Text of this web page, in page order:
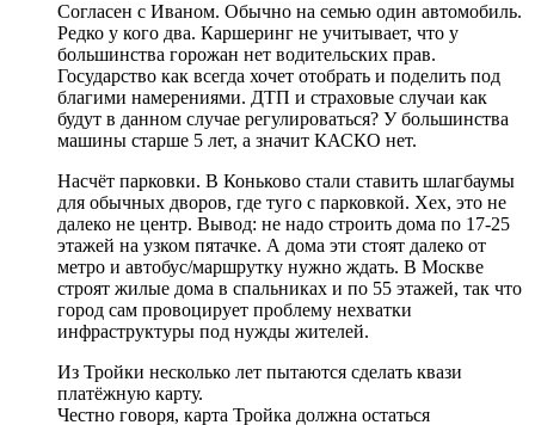
Согласен с Иваном. Обычно на семью один автомобиль.
Редко у кого два. Каршеринг не учитывает, что у
большинства горожан нет водительских прав.
Государство как всегда хочет отобрать и поделить под
благими намерениями. ДТП и страховые случаи как
будут в данном случае регулироваться? У большинства
машины старше 5 лет, а значит КАСКО нет.
Насчёт парковки. В Коньково стали ставить шлагбаумы
для обычных дворов, где туго с парковкой. Хех, это не
далеко не центр. Вывод: не надо строить дома по 17-25
этажей на узком пятачке. А дома эти стоят далеко от
метро и автобус/маршрутку нужно ждать. В Москве
строят жилые дома в спальниках и по 55 этажей, так что
город сам провоцирует проблему нехватки
инфраструктуры под нужды жителей.
Из Тройки несколько лет пытаются сделать квази
платёжную карту.
Честно говоря, карта Тройка должна остаться